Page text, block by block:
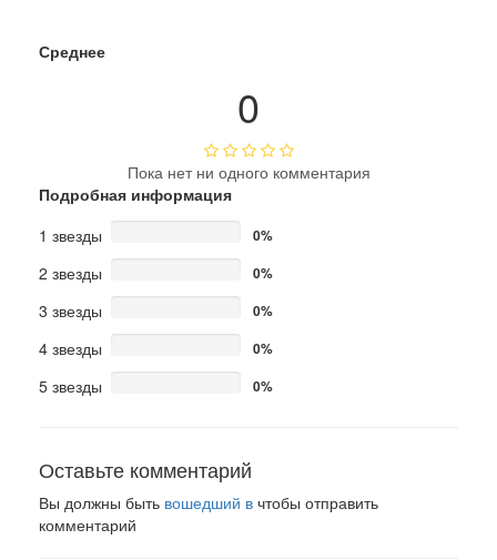
Среднее
0
Пока нет ни одного комментария
Подробная информация
1 звезды
0%
2 звезды 0%
3 звезды 0%
4 звезды 0%
5 звезды 0%
Оставьте комментарий
Вы должны быть вошедший в чтобы отправить
комментарий